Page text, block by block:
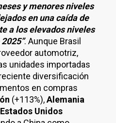
y menores niveles
en una caída de
a los elevados niveles
. Aunque Brasil
automotriz,
unidades importadas
diversificación
en compras
(+113%),Alemania
Estados Unidos